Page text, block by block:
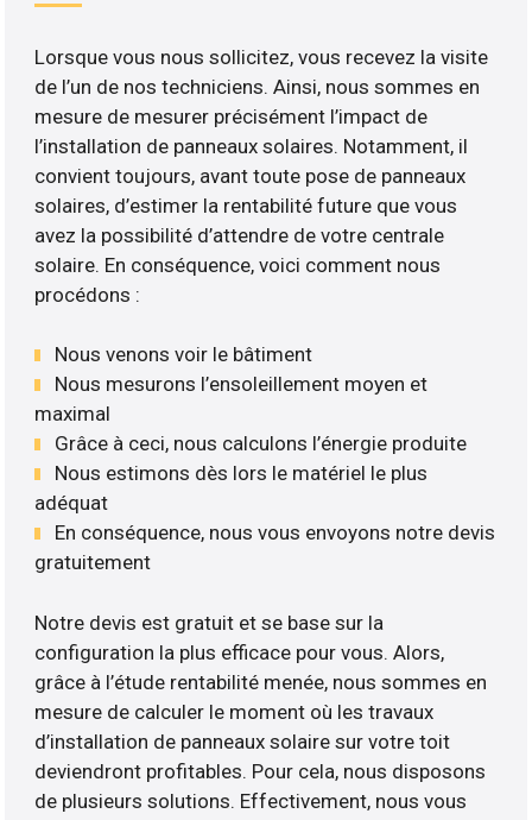
Lorsque vous nous sollicitez, vous recevez la visite
de l’un de nos techniciens. Ainsi, nous sommes en
mesure de mesurer précisément l’impact de
l’installation de panneaux solaires. Notamment, il
convient toujours, avant toute pose de panneaux
solaires, d’estimer la rentabilité future que vous
avez la possibilité d’attendre de votre centrale
solaire. En conséquence, voici comment nous
procédons :
Nous venons voir le bâtiment
Nous mesurons l’ensoleillement moyen et
maximal
Grâce à ceci, nous calculons l’énergie produite
Nous estimons dès lors le matériel le plus
adéquat
En conséquence, nous vous envoyons notre devis
gratuitement
Notre devis est gratuit et se base sur la
configuration la plus efficace pour vous. Alors,
grâce à l’étude rentabilité menée, nous sommes en
mesure de calculer le moment où les travaux
d’installation de panneaux solaire sur votre toit
deviendront profitables. Pour cela, nous disposons
de plusieurs solutions. Effectivement, nous vous